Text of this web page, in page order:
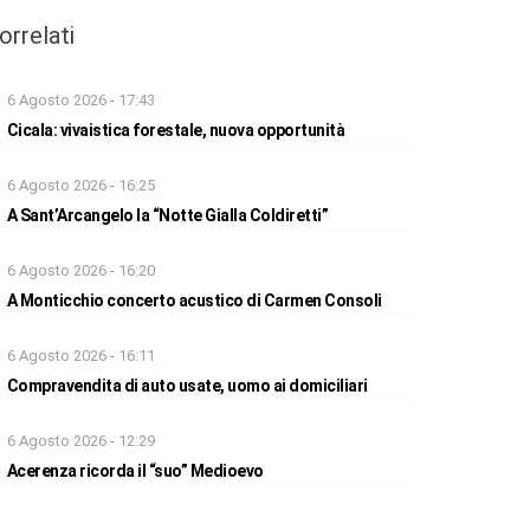
6 Agosto 2026 - 17:43
Cicala: vivaistica forestale, nuova opportunità
6 Agosto 2026 - 16:25
A Sant’Arcangelo la “Notte Gialla Coldiretti”
6 Agosto 2026 - 16:20
A Monticchio concerto acustico di Carmen Consoli
6 Agosto 2026 - 16:11
Compravendita di auto usate, uomo ai domiciliari
6 Agosto 2026 - 12:29
Acerenza ricorda il “suo” Medioevo